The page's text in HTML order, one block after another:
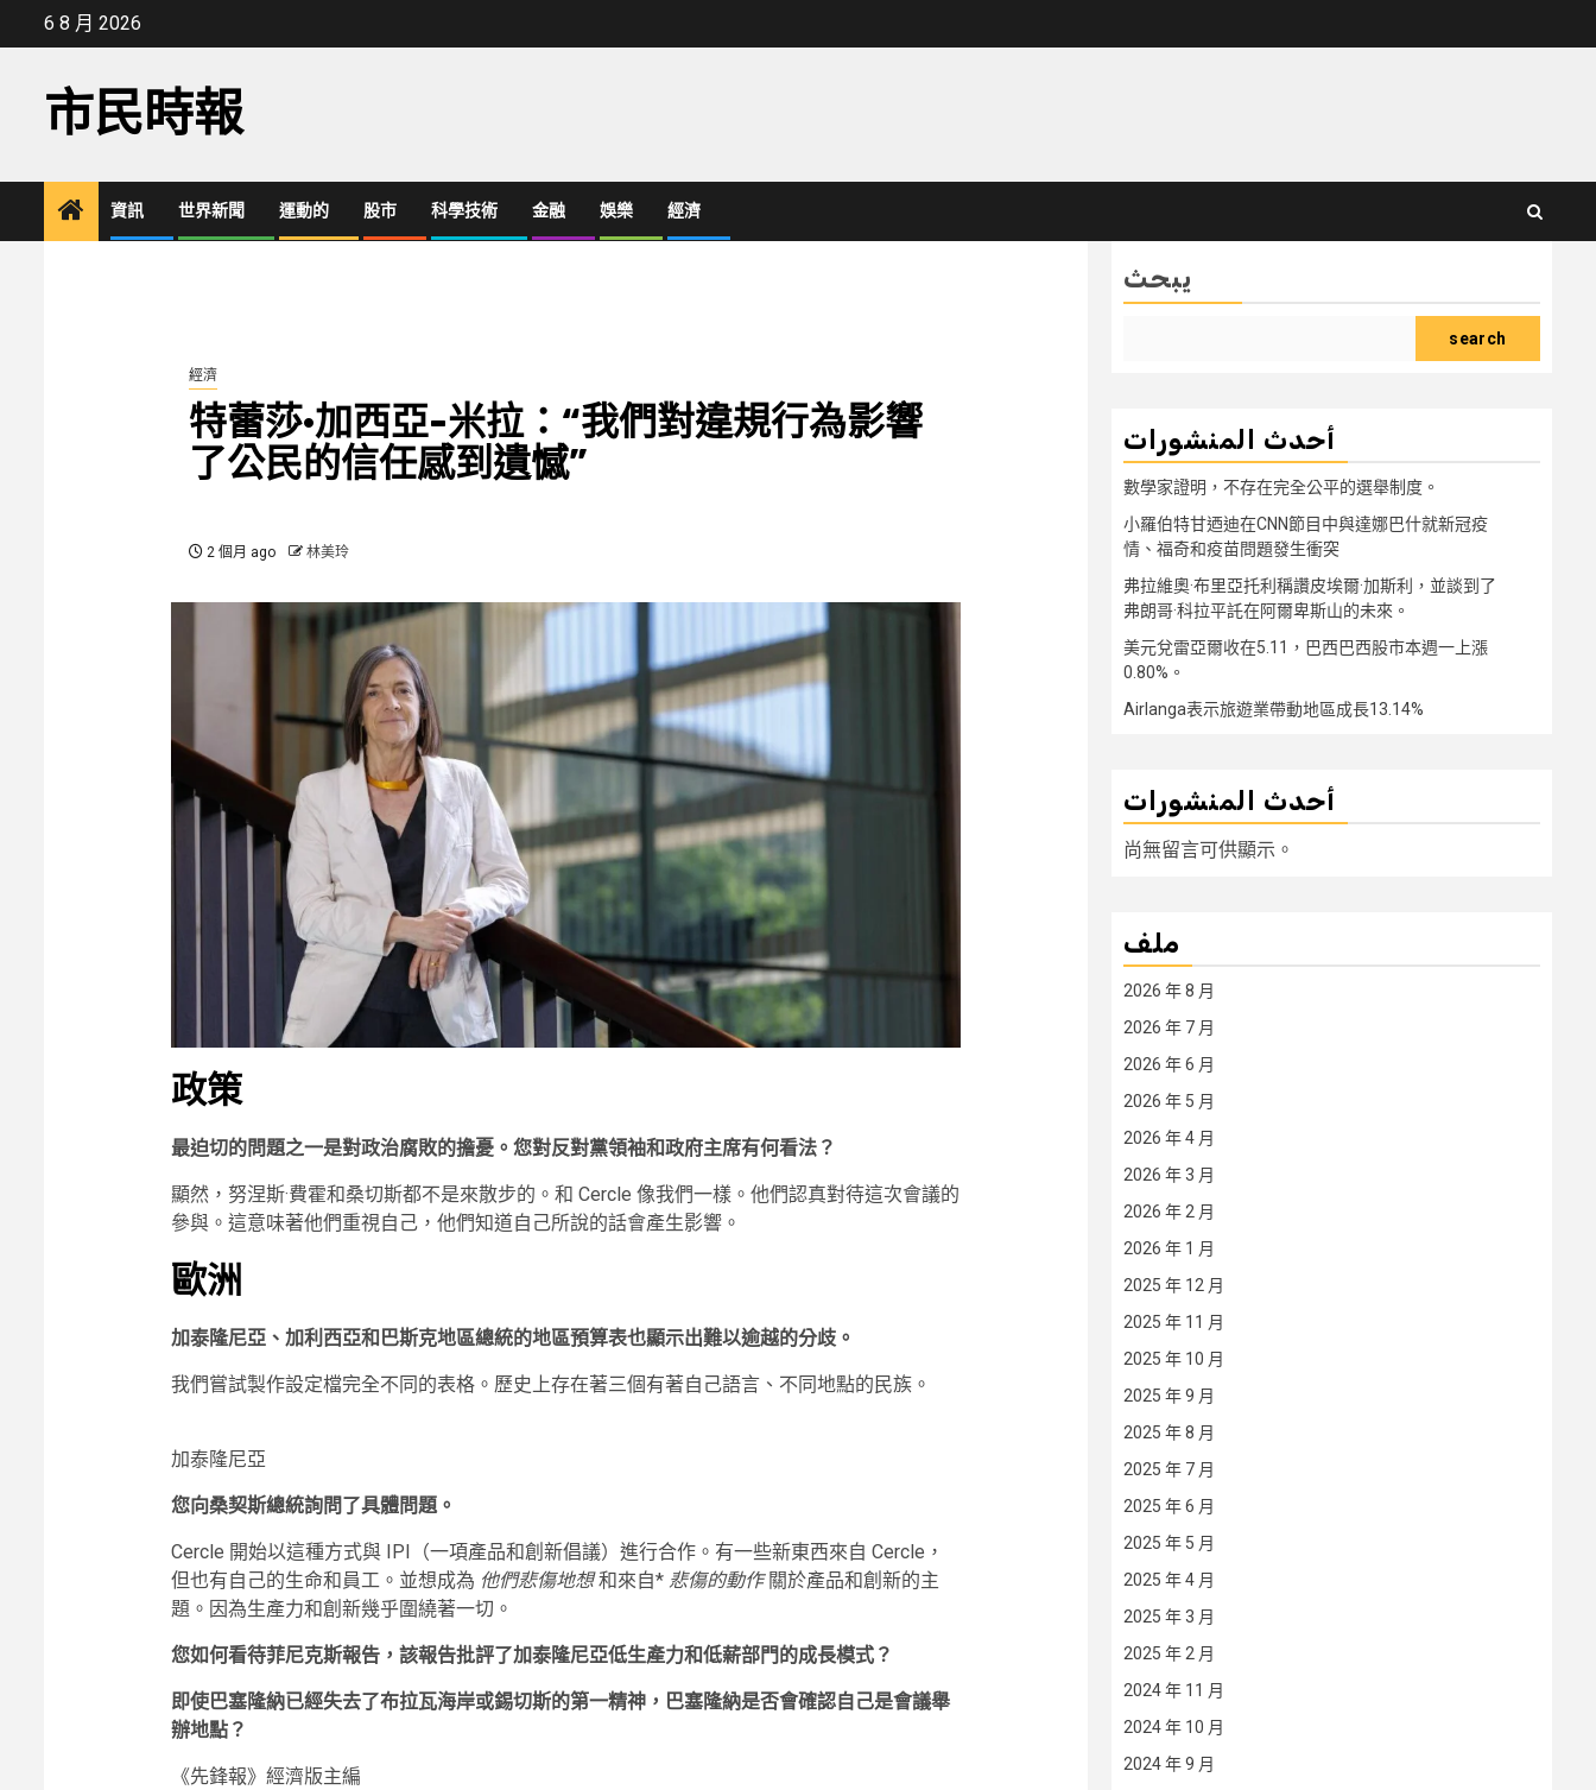
6 8 月 2026
市民時報
資訊 世界新聞 運動的 股市 科學技術 金融 娛樂 經濟
經濟
特蕾莎·加西亞-米拉：“我們對違規行為影響
了公民的信任感到遺憾”
2 個月 ago 林美玲
政策
最迫切的問題之一是對政治腐敗的擔憂。您對反對黨領袖和政府主席有何看法？
顯然，努涅斯·費霍和桑切斯都不是來散步的。和 Cercle 像我們一樣。他們認真對待這次會議的
參與。這意味著他們重視自己，他們知道自己所說的話會產生影響。
歐洲
加泰隆尼亞、加利西亞和巴斯克地區總統的地區預算表也顯示出難以逾越的分歧。
我們嘗試製作設定檔完全不同的表格。歷史上存在著三個有著自己語言、不同地點的民族。
加泰隆尼亞
您向桑契斯總統詢問了具體問題。
Cercle 開始以這種方式與 IPI（一項產品和創新倡議）進行合作。有一些新東西來自 Cercle，
但也有自己的生命和員工。並想成為 他們悲傷地想和來自*悲傷的動作 關於產品和創新的主
題。因為生產力和創新幾乎圍繞著一切。
您如何看待菲尼克斯報告，該報告批評了加泰隆尼亞低生產力和低薪部門的成長模式？
即使巴塞隆納已經失去了布拉瓦海岸或錫切斯的第一精神，巴塞隆納是否會確認自己是會議舉
辦地點？
《先鋒報》經濟版主編
يبحث
search
أحدث المنشورات
數學家證明，不存在完全公平的選舉制度。
小羅伯特甘迺迪在CNN節目中與達娜巴什就新冠疫
情、福奇和疫苗問題發生衝突
弗拉維奧·布里亞托利稱讚皮埃爾·加斯利，並談到了
弗朗哥·科拉平託在阿爾卑斯山的未來。
美元兌雷亞爾收在5.11，巴西巴西股市本週一上漲
0.80%。
Airlanga表示旅遊業帶動地區成長13.14%
أحدث المنشورات
尚無留言可供顯示。
ملف
2026 年 8 月
2026 年 7 月
2026 年 6 月
2026 年 5 月
2026 年 4 月
2026 年 3 月
2026 年 2 月
2026 年 1 月
2025 年 12 月
2025 年 11 月
2025 年 10 月
2025 年 9 月
2025 年 8 月
2025 年 7 月
2025 年 6 月
2025 年 5 月
2025 年 4 月
2025 年 3 月
2025 年 2 月
2024 年 11 月
2024 年 10 月
2024 年 9 月